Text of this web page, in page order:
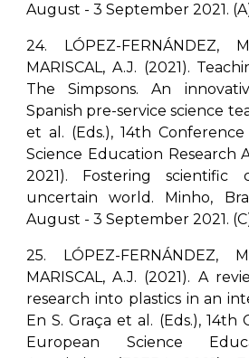
August - 3 September 2021.
24. LÓPEZ-FERNÁNDEZ,
MARISCAL, A.J. (2021).
The Simpsons. An
Spanish pre-service science
et al. (Eds.), 14th
Science Education Research
2021). Fostering scientific
uncertain world. Minho,
August - 3 September 2021.
25. LÓPEZ-FERNÁNDEZ,
MARISCAL, A.J. (2021). A
research into plastics in an
En S. Graça et al. (Eds.),
European Science